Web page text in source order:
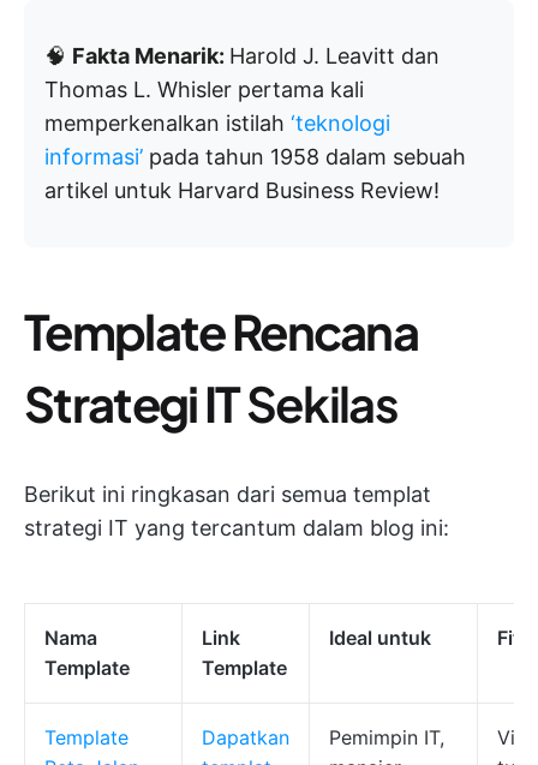
🧠 Fakta Menarik: Harold J. Leavitt dan
Thomas L. Whisler pertama kali
memperkenalkan istilah ‘teknologi
informasi’ pada tahun 1958 dalam sebuah
artikel untuk Harvard Business Review!
Template Rencana
Strategi ITSekilas
Berikut ini ringkasan dari semua templat
strategi IT yang tercantum dalam blog ini:
Nama
Template
Link
Template
Ideal untuk
Template
Dapatkan
Pemimpin IT,